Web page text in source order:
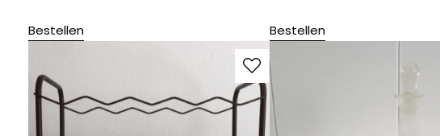
Bestellen Bestellen